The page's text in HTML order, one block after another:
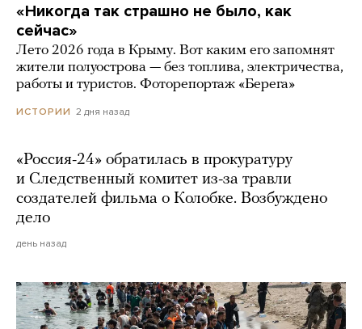
«Никогда так страшно не было, как
сейчас»
Лето 2026 года в Крыму. Вот каким его запомнят
жители полуострова — без топлива, электричества,
работы и туристов. Фоторепортаж «Берега»
ИСТОРИИ 2 дня назад
«Россия-24» обратилась в прокуратуру
и Следственный комитет из-за травли
создателей фильма о Колобке. Возбуждено
дело
день назад